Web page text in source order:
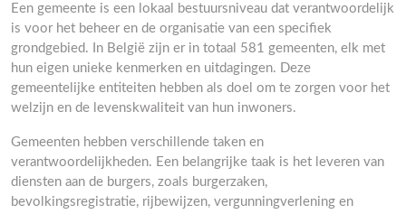
Een gemeente is een lokaal bestuursniveau dat verantwoordelijk
is voor het beheer en de organisatie van een specifiek
grondgebied. In België zijn er in totaal 581 gemeenten, elk met
hun eigen unieke kenmerken en uitdagingen. Deze
gemeentelijke entiteiten hebben als doel om te zorgen voor het
welzijn en de levenskwaliteit van hun inwoners.
Gemeenten hebben verschillende taken en
verantwoordelijkheden. Een belangrijke taak is het leveren van
diensten aan de burgers, zoals burgerzaken,
bevolkingsregistratie, rijbewijzen, vergunningverlening en